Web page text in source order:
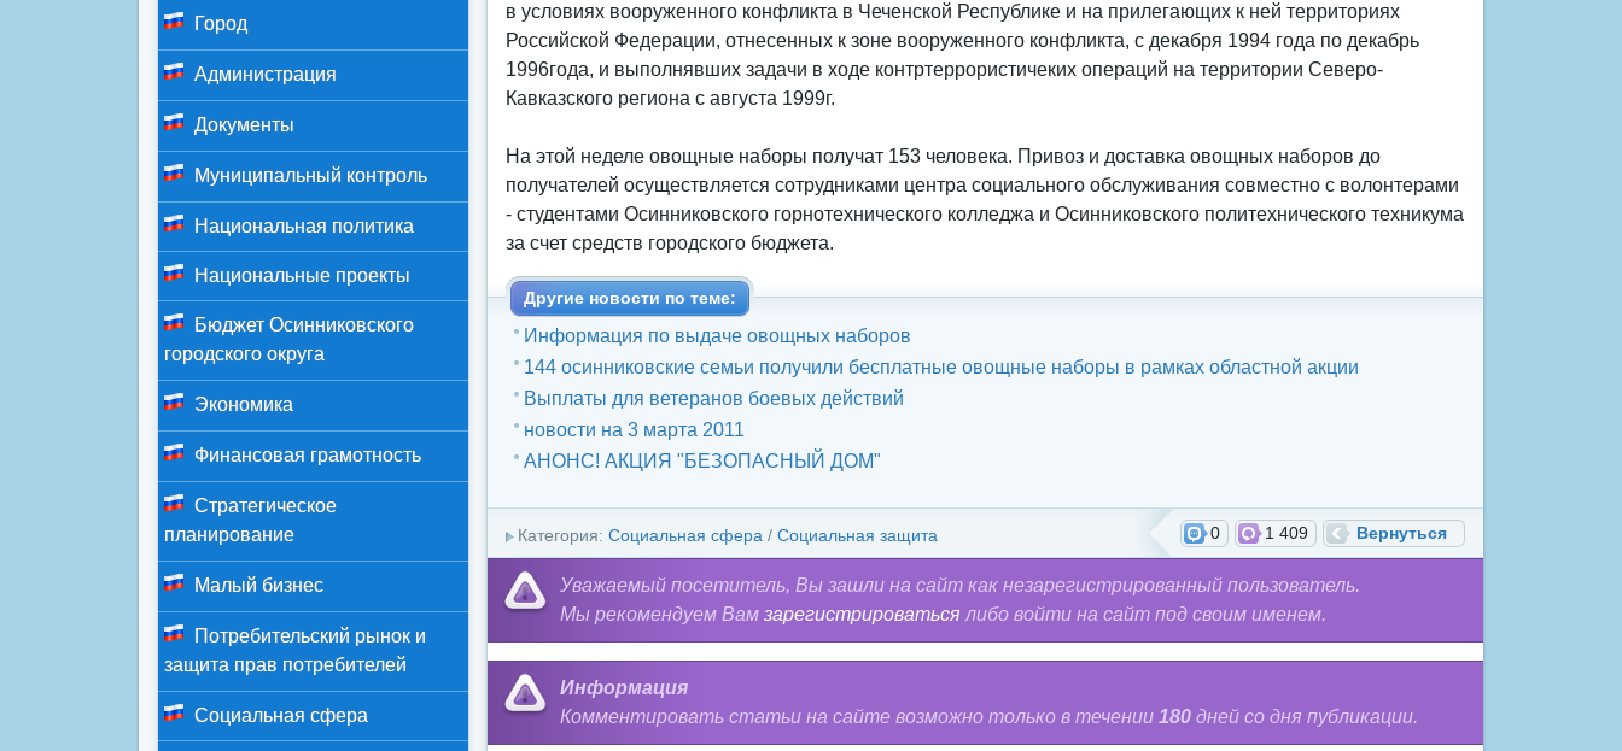
в условиях вооруженного конфликта в Чеченской Республике и на прилегающих к ней территориях
Российской Федерации, отнесенных к зоне вооруженного конфликта, с декабря 1994 года по декабрь
1996года, и выполнявших задачи в ходе контртеррористичеких операций на территории Северо-
Кавказского региона с августа 1999г.
На этой неделе овощные наборы получат 153 человека. Привоз и доставка овощных наборов до
получателей осуществляется сотрудниками центра социального обслуживания совместно с волонтерами
- студентами Осинниковского горнотехнического колледжа и Осинниковского политехнического техникума
за счет средств городского бюджета.
Другие новости по теме:
Информация по выдаче овощных наборов
144 осинниковские семьи получили бесплатные овощные наборы в рамках областной акции
Выплаты для ветеранов боевых действий
новости на 3 марта 2011
АНОНС! АКЦИЯ "БЕЗОПАСНЫЙ ДОМ"
Вернуться
1 409
0
Категория: Социальная сфера / Социальная защита
Уважаемый посетитель, Вы зашли на сайт как незарегистрированный пользователь.
Мы рекомендуем Вам зарегистрироваться либо войти на сайт под своим именем.
Информация
Комментировать статьи на сайте возможно только в течении 180 дней со дня публикации.
Город
Администрация
Документы
Муниципальный контроль
Национальная политика
Национальные проекты
Бюджет Осинниковского
городского округа
Экономика
Финансовая грамотность
Стратегическое
планирование
Малый бизнес
Потребительский рынок и
защита прав потребителей
Социальная сфера